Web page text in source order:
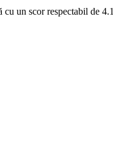
un scor respectabil de